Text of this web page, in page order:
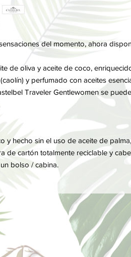
del momento, ahora
de oliva y aceite de coco,
y perfumado con aceites
Traveler Gentlewomen se
y hecho sin el uso de aceite de
de cartón totalmente reciclable y
bolso / cabina.